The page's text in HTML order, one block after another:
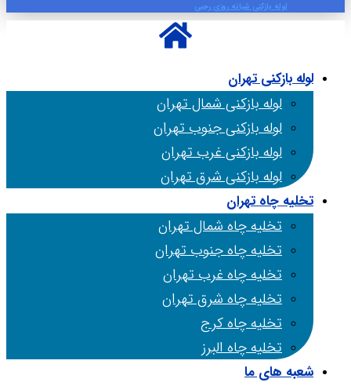
لوله بازکنی شبانه روزی رجبی
لوله بازکنی تهران
لوله بازکنی شمال تهران
لوله بازکنی جنوب تهران
لوله بازکنی غرب تهران
لوله بازکنی شرق تهران
تخلیه چاه تهران
تخلیه چاه شمال تهران
تخلیه چاه جنوب تهران
تخلیه چاه غرب تهران
تخلیه چاه شرق تهران
تخلیه چاه کرج
تخلیه چاه البرز
شعبه های ما